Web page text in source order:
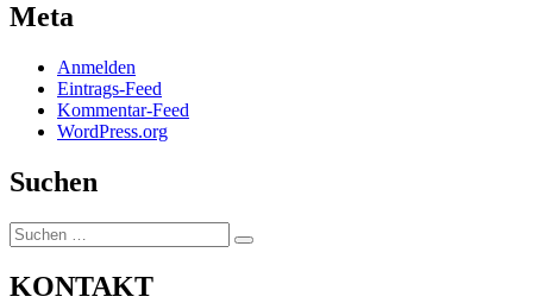
Meta
Anmelden
Eintrags-Feed
Kommentar-Feed
WordPress.org
Suchen
Suchen
nach:
Suchen
KONTAKT